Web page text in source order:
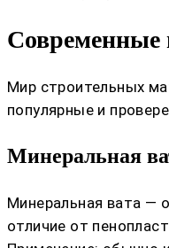
Современные
Мир строительных
популярные и
Минеральная
Минеральная вата —
отличие от